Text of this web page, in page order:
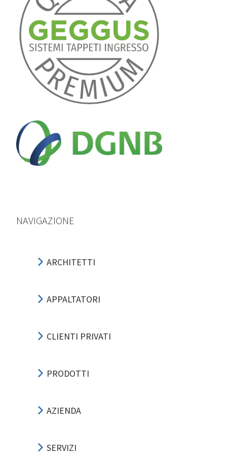
NAVIGAZIONE
ARCHITETTI
APPALTATORI
CLIENTI PRIVATI
PRODOTTI
AZIENDA
SERVIZI